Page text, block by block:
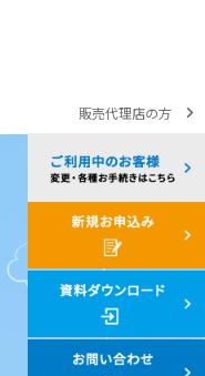
販売代理店の方